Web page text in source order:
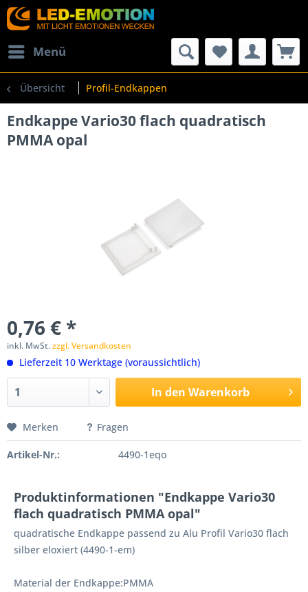
Menü
Übersicht Profil-Endkappen
Endkappe Vario30 flach quadratisch
PMMA opal
0,76 € *
inkl. MwSt.zzgl. Versandkosten
Lieferzeit 10 Werktage (voraussichtlich)
In den Warenkorb
Merken Fragen
Artikel-Nr.: 4490-1eqo
Produktinformationen "Endkappe Vario30
flach quadratisch PMMA opal"
quadratische Endkappe passend zu Alu Profil Vario30 flach
silber eloxiert (4490-1-em)
Material der Endkappe:PMMA